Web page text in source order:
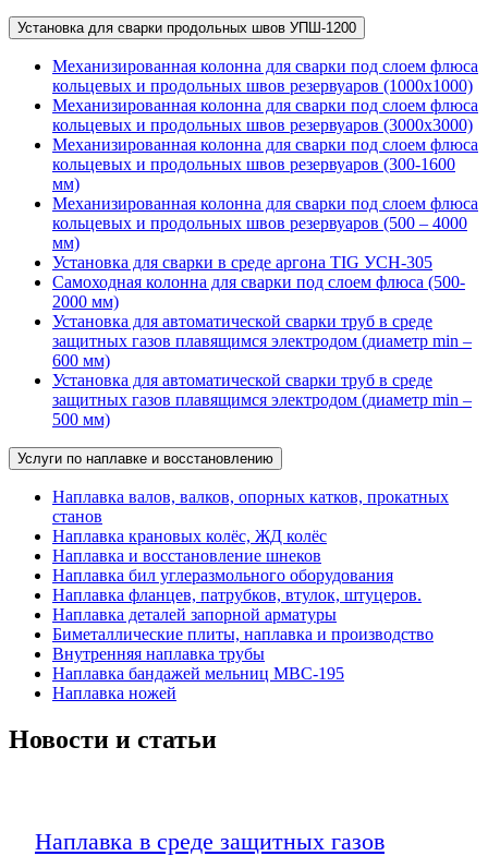
Установка для сварки продольных швов УПШ-1200
Механизированная колонна для сварки под слоем флюса
кольцевых и продольных швов резервуаров (1000х1000)
Механизированная колонна для сварки под слоем флюса
кольцевых и продольных швов резервуаров (3000х3000)
Механизированная колонна для сварки под слоем флюса
кольцевых и продольных швов резервуаров (300-1600
мм)
Механизированная колонна для сварки под слоем флюса
кольцевых и продольных швов резервуаров (500 – 4000
мм)
Установка для сварки в среде аргона TIG УСН-305
Самоходная колонна для сварки под слоем флюса (500-
2000 мм)
Установка для автоматической сварки труб в среде
защитных газов плавящимся электродом (диаметр min –
600 мм)
Установка для автоматической сварки труб в среде
защитных газов плавящимся электродом (диаметр min –
500 мм)
Услуги по наплавке и восстановлению
Наплавка валов, валков, опорных катков, прокатных
станов
Наплавка крановых колёс, ЖД колёс
Наплавка и восстановление шнеков
Наплавка бил углеразмольного оборудования
Наплавка фланцев, патрубков, втулок, штуцеров.
Наплавка деталей запорной арматуры
Биметаллические плиты, наплавка и производство
Внутренняя наплавка трубы
Наплавка бандажей мельниц МВС-195
Наплавка ножей
Новости и статьи
Наплавка в среде защитных газов